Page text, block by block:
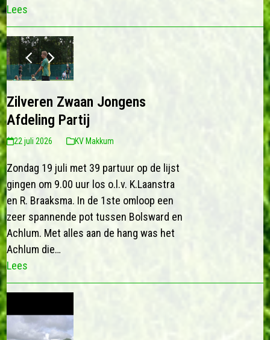
Lees
previous
slide
next
slide
Zilveren Zwaan Jongens
Afdeling Partij
22 juli 2026 KV Makkum
Zondag 19 juli met 39 partuur op de lijst
gingen om 9.00 uur los o.l.v. K.Laanstra
en R. Braaksma. In de 1ste omloop een
zeer spannende pot tussen Bolsward en
Achlum. Met alles aan de hang was het
Achlum die…
Lees